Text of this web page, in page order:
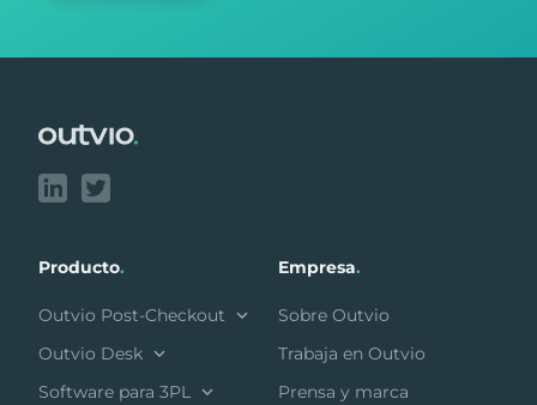
Producto.
Outvio Post-Checkout
Outvio Desk
Software para 3PL
Empresa.
Sobre Outvio
Trabaja en Outvio
Prensa y marca